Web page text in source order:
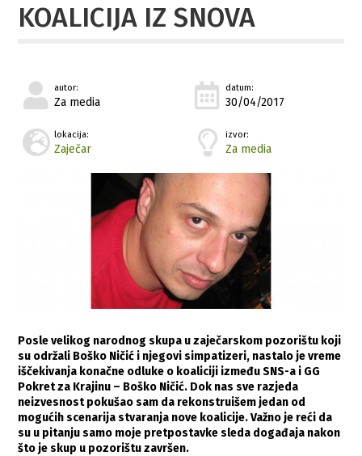
KOALICIJA IZ SNOVA
autor:
Za media
datum:
30/04/2017
lokacija:
Zaječar
izvor:
Za media
Posle velikog narodnog skupa u zaječarskom pozorištu koji
su održali Boško Ničić i njegovi simpatizeri, nastalo je vreme
iščekivanja konačne odluke o koaliciji između SNS-a i GG
Pokret za Krajinu – Boško Ničić. Dok nas sve razjeda
neizvesnost pokušao sam da rekonstruišem jedan od
mogućih scenarija stvaranja nove koalicije. Važno je reći da
su u pitanju samo moje pretpostavke sleda događaja nakon
što je skup u pozorištu završen.